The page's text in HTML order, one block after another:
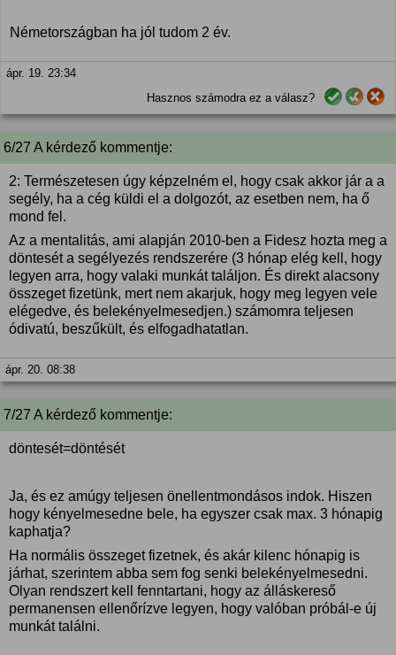
Németországban ha jól tudom 2 év.
ápr. 19. 23:34
Hasznos számodra ez a válasz?
6/27 A kérdező kommentje:
2: Természetesen úgy képzelném el, hogy csak akkor jár a a
segély, ha a cég küldi el a dolgozót, az esetben nem, ha ő
mond fel.
Az a mentalitás, ami alapján 2010-ben a Fidesz hozta meg a
döntesét a segélyezés rendszerére (3 hónap elég kell, hogy
legyen arra, hogy valaki munkát találjon. És direkt alacsony
összeget fizetünk, mert nem akarjuk, hogy meg legyen vele
elégedve, és belekényelmesedjen.) számomra teljesen
ódivatú, beszűkült, és elfogadhatatlan.
ápr. 20. 08:38
7/27 A kérdező kommentje:
döntesét=döntését
Ja, és ez amúgy teljesen önellentmondásos indok. Hiszen
hogy kényelmesedne bele, ha egyszer csak max. 3 hónapig
kaphatja?
Ha normális összeget fizetnek, és akár kilenc hónapig is
járhat, szerintem abba sem fog senki belekényelmesedni.
Olyan rendszert kell fenntartani, hogy az álláskereső
permanensen ellenőrízve legyen, hogy valóban próbál-e új
munkát találni.